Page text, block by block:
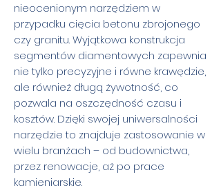
nieocenionym narzędziem w
przypadku cięcia betonu zbrojonego
czy granitu. Wyjątkowa konstrukcja
segmentów diamentowych zapewnia
nie tylko precyzyjne i równe krawędzie,
ale również długą żywotność, co
pozwala na oszczędność czasu i
kosztów. Dzięki swojej uniwersalności
narzędzie to znajduje zastosowanie w
wielu branżach – od budownictwa,
przez renowacje, aż po prace
kamieniarskie.